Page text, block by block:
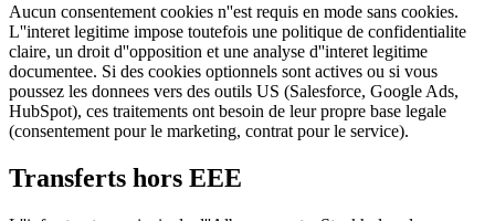
Aucun consentement cookies n''est requis en mode sans cookies.
L''interet legitime impose toutefois une politique de confidentialite
claire, un droit d''opposition et une analyse d''interet legitime
documentee. Si des cookies optionnels sont actives ou si vous
poussez les donnees vers des outils US (Salesforce, Google Ads,
HubSpot), ces traitements ont besoin de leur propre base legale
(consentement pour le marketing, contrat pour le service).
Transferts hors EEE